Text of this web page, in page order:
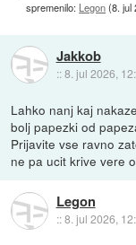
spremenilo: Legon(8. jul
Jakkob
::8. jul 2026,
Lahko nanj kaj
bolj papezki od
Prijavite vse ravno
ne pa ucit krive vere
Legon
::8. jul 2026,